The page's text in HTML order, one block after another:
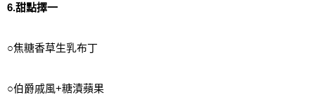
6.甜點擇一
○焦糖香草生乳布丁
○伯爵戚風+糖漬蘋果